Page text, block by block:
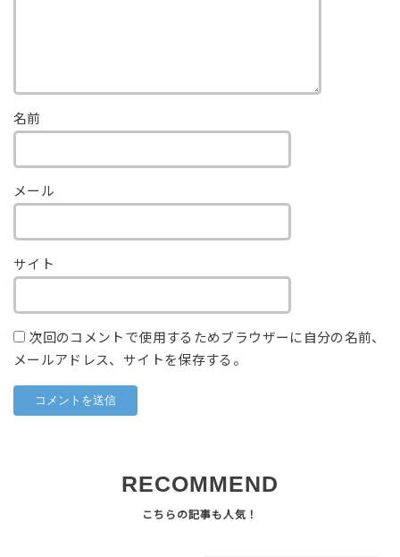
名前
メール
サイト
次回のコメントで使用するためブラウザーに自分の名前、
メールアドレス、サイトを保存する。
RECOMMEND